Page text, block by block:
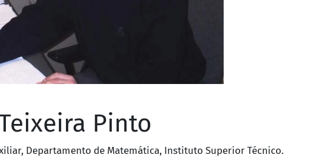
Pinto
, Departamento de Matemática, Instituto Superior Técnico.